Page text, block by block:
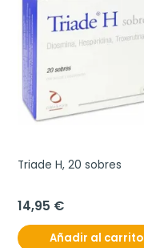
Triade H, 20 sobres
14,95 €
Añadir al carrito